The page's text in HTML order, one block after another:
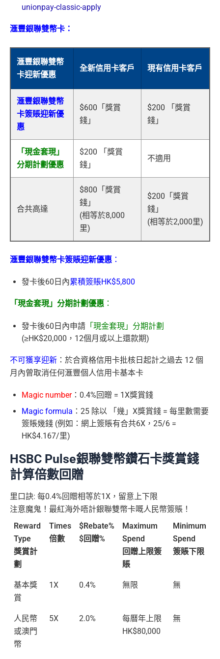
unionpay-classic-apply
滙豐銀聯雙幣卡：
滙豐銀聯雙幣
卡迎新優惠
全新信用卡客戶 現有信用卡客戶
滙豐銀聯雙幣
卡簽賬迎新優
惠
$600「獎賞
錢」
$200 「獎賞
錢」
「現金套現」
分期計劃優惠
$200 「獎賞
錢」
不適用
合共高達
$800「獎賞
錢」
(相等於8,000
里)
$200「獎賞
錢」
(相等於2,000里)
滙豐銀聯雙幣卡簽賬迎新優惠 ：
發卡後60日內累積簽賬HK$5,800
「現金套現」分期計劃優惠 ：
發卡後60日內申請 「現金套現」分期計劃
(≥HK$20,000，12個月或以上還款期)
不可獲享迎新 ：於合資格信用卡批核日起計之過去 12 個
月內曾取消任何滙豐個人信用卡基本卡
Magic number：0.4%回贈 = 1X獎賞錢
Magic formula ：25 除以 「幾」X獎賞錢 = 每里數需要
簽賬幾錢 (例如：網上簽賬有合共6X，25/6 =
HK$4.167/里)
HSBC Pulse銀聯雙幣鑽石卡獎賞錢
計算倍數回贈
里口訣: 每0.4%回贈相等於1X，留意上下限
注意魔鬼！最紅海外唔計銀聯雙幣卡嘅人民幣簽賬！
Reward
Type
獎賞計
劃
Times
倍數
$Rebate%
$回贈%
Maximum
Spend
回贈上限簽
賬
Minimum
Spend
簽賬下限
基本獎
賞
1X 0.4% 無限 無
人民幣
或澳門
幣
5X 2.0%
每曆年上限
HK$80,000
無